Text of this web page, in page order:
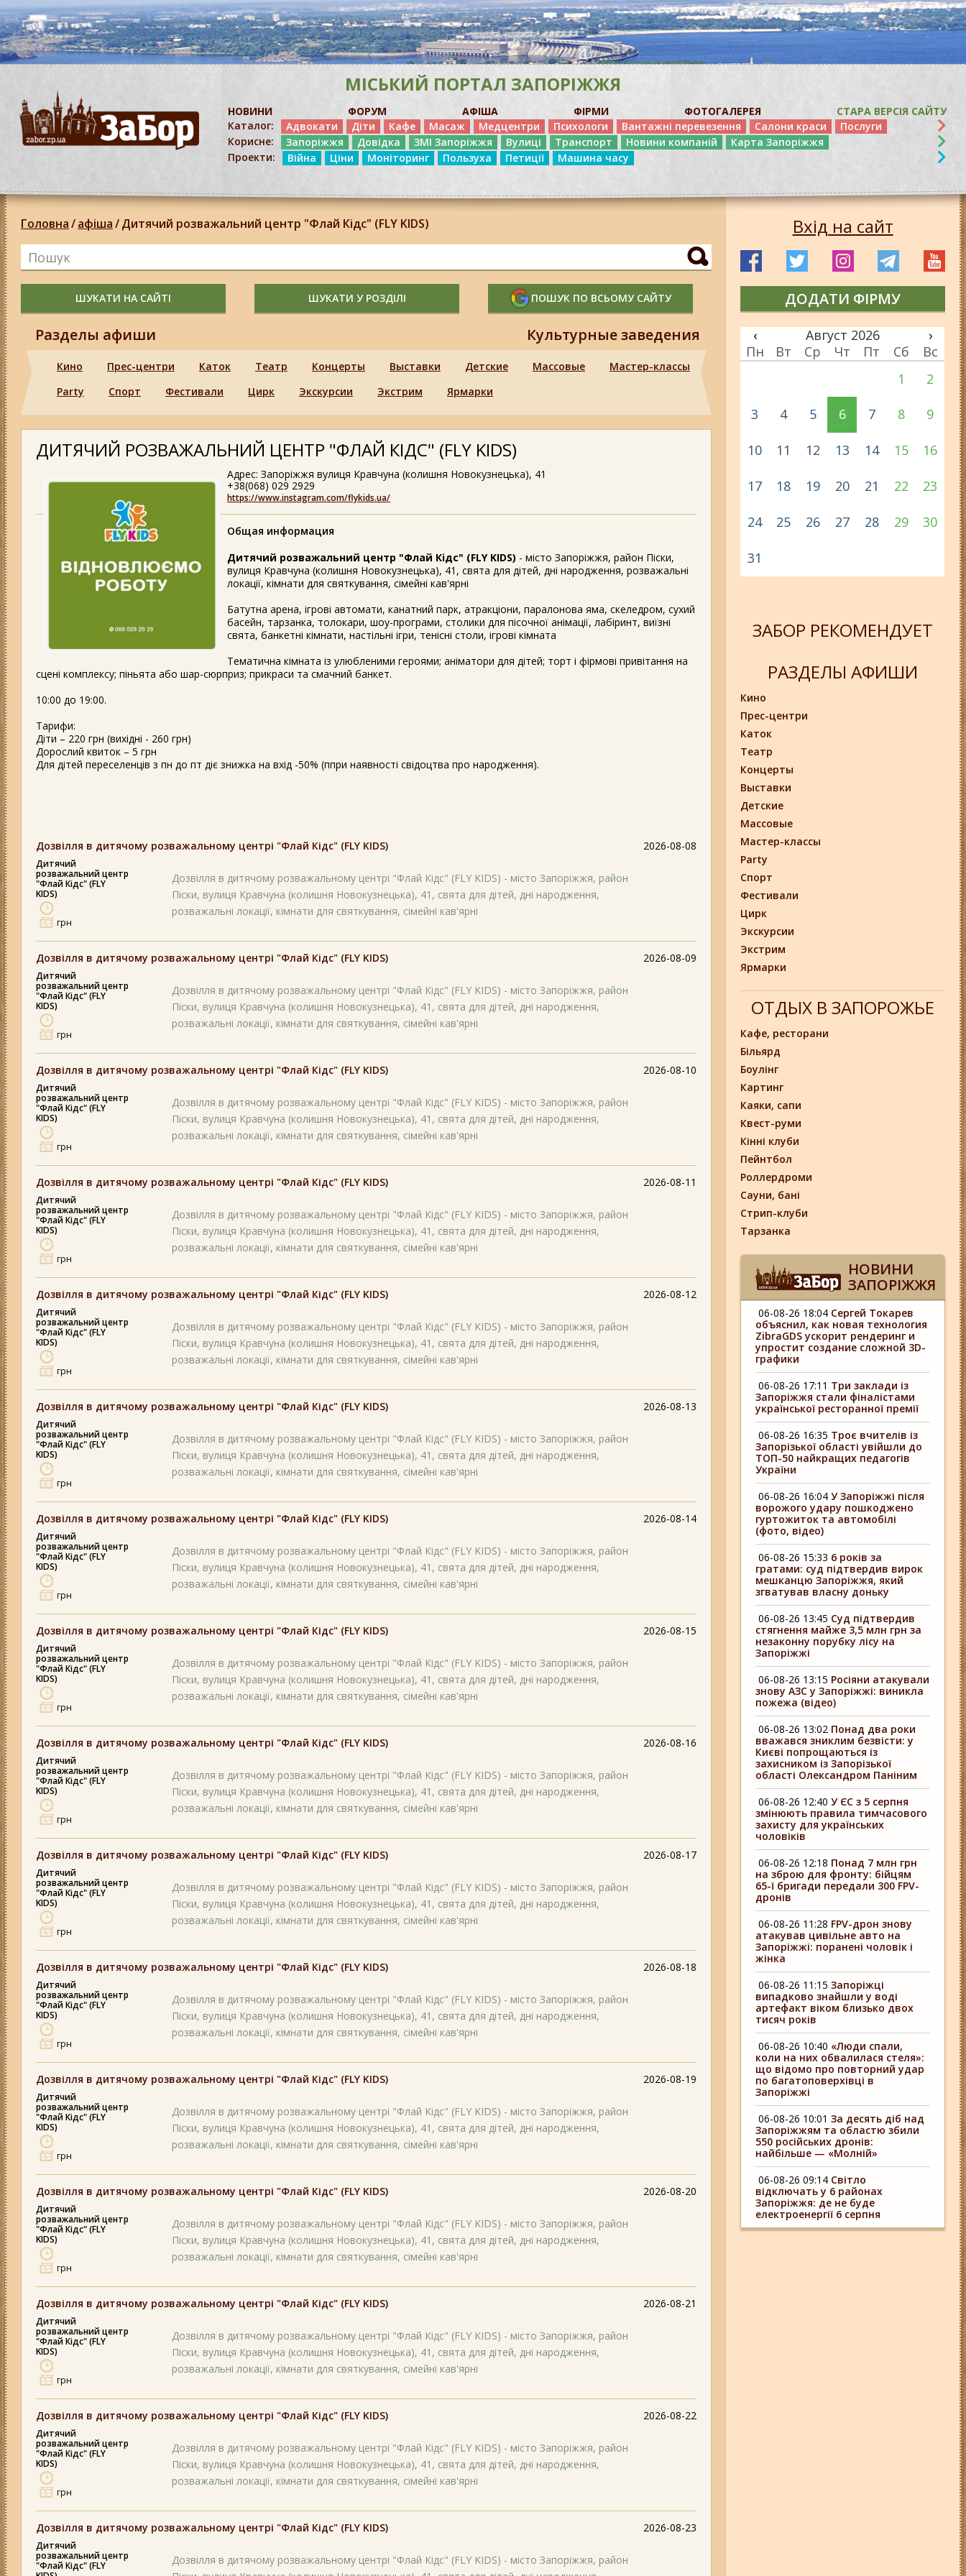
МІСЬКИЙ ПОРТАЛ ЗАПОРІЖЖЯ
НОВИНИ ФОРУМ АФІША ФІРМИ ФОТОГАЛЕРЕЯ
СТАРА ВЕРСІЯ САЙТУ
Каталог:
Адвокати Діти Кафе Масаж Медцентри Психологи Вантажні перевезення Салони краси
Послуги
Корисне:
Запоріжжя Довідка ЗМІ Запоріжжя Вулиці Транспорт Новини компаній
Карта Запоріжжя
Проекти:
Війна Ціни Моніторинг Пользуха Петиції Машина часу
Головна/афіша/Дитячий розважальний центр "Флай Кідс" (FLY KIDS)
ШУКАТИ НА САЙТІ ШУКАТИ У РОЗДІЛІ ПОШУК ПО ВСЬОМУ САЙТУ
Разделы афиши Культурные заведения
Кино Прес-центри Каток Театр Концерты Выставки Детские Массовые
Мастер-классы
Party
Спорт Фестивали Цирк Экскурсии Экстрим Ярмарки
ДИТЯЧИЙ РОЗВАЖАЛЬНИЙ ЦЕНТР "ФЛАЙ КІДС" (FLY KIDS)
Адрес: Запоріжжя вулиця Кравчуна (колишня Новокузнецька), 41
+38(068) 029 2929
https://www.instagram.com/flykids.ua/
Общая информация
Дитячий розважальний центр "Флай Кідс" (FLY KIDS) - місто Запоріжжя, район Піски,
вулиця Кравчуна (колишня Новокузнецька), 41, свята для дітей, дні народження, розважальні
локації, кімнати для святкування, сімейні кав'ярні
Батутна арена, ігрові автомати, канатний парк, атракціони, паралонова яма, скеледром, сухий
басейн, тарзанка, толокари, шоу-програми, столики для пісочної анімації, лабіринт, виїзні
свята, банкетні кімнати, настільні ігри, тенісні столи, ігрові кімната
Тематична кімната із улюбленими героями; аніматори для дітей; торт і фірмові привітання на
сцені комплексу; піньята або шар-сюрприз; прикраси та смачний банкет.
10:00 до 19:00.
Тарифи:
Діти – 220 грн (вихідні - 260 грн)
Дорослий квиток – 5 грн
Для дітей переселенців з пн до пт діє знижка на вхід -50% (ппри наявності свідоцтва про народження).
Дозвілля в дитячому розважальному центрі "Флай Кідс" (FLY KIDS) 2026-08-08
Дитячий
розважальний центр
"Флай Кідс" (FLY
KIDS)
грн
Дозвілля в дитячому розважальному центрі "Флай Кідс" (FLY KIDS) - місто Запоріжжя, район
Піски, вулиця Кравчуна (колишня Новокузнецька), 41, свята для дітей, дні народження,
розважальні локації, кімнати для святкування, сімейні кав'ярні
Дозвілля в дитячому розважальному центрі "Флай Кідс" (FLY KIDS) 2026-08-09
Дитячий
розважальний центр
"Флай Кідс" (FLY
KIDS)
грн
Дозвілля в дитячому розважальному центрі "Флай Кідс" (FLY KIDS) - місто Запоріжжя, район
Піски, вулиця Кравчуна (колишня Новокузнецька), 41, свята для дітей, дні народження,
розважальні локації, кімнати для святкування, сімейні кав'ярні
Дозвілля в дитячому розважальному центрі "Флай Кідс" (FLY KIDS) 2026-08-10
Дитячий
розважальний центр
"Флай Кідс" (FLY
KIDS)
грн
Дозвілля в дитячому розважальному центрі "Флай Кідс" (FLY KIDS) - місто Запоріжжя, район
Піски, вулиця Кравчуна (колишня Новокузнецька), 41, свята для дітей, дні народження,
розважальні локації, кімнати для святкування, сімейні кав'ярні
Дозвілля в дитячому розважальному центрі "Флай Кідс" (FLY KIDS) 2026-08-11
Дитячий
розважальний центр
"Флай Кідс" (FLY
KIDS)
грн
Дозвілля в дитячому розважальному центрі "Флай Кідс" (FLY KIDS) - місто Запоріжжя, район
Піски, вулиця Кравчуна (колишня Новокузнецька), 41, свята для дітей, дні народження,
розважальні локації, кімнати для святкування, сімейні кав'ярні
Дозвілля в дитячому розважальному центрі "Флай Кідс" (FLY KIDS) 2026-08-12
Дитячий
розважальний центр
"Флай Кідс" (FLY
KIDS)
грн
Дозвілля в дитячому розважальному центрі "Флай Кідс" (FLY KIDS) - місто Запоріжжя, район
Піски, вулиця Кравчуна (колишня Новокузнецька), 41, свята для дітей, дні народження,
розважальні локації, кімнати для святкування, сімейні кав'ярні
Дозвілля в дитячому розважальному центрі "Флай Кідс" (FLY KIDS) 2026-08-13
Дитячий
розважальний центр
"Флай Кідс" (FLY
KIDS)
грн
Дозвілля в дитячому розважальному центрі "Флай Кідс" (FLY KIDS) - місто Запоріжжя, район
Піски, вулиця Кравчуна (колишня Новокузнецька), 41, свята для дітей, дні народження,
розважальні локації, кімнати для святкування, сімейні кав'ярні
Дозвілля в дитячому розважальному центрі "Флай Кідс" (FLY KIDS) 2026-08-14
Дитячий
розважальний центр
"Флай Кідс" (FLY
KIDS)
грн
Дозвілля в дитячому розважальному центрі "Флай Кідс" (FLY KIDS) - місто Запоріжжя, район
Піски, вулиця Кравчуна (колишня Новокузнецька), 41, свята для дітей, дні народження,
розважальні локації, кімнати для святкування, сімейні кав'ярні
Дозвілля в дитячому розважальному центрі "Флай Кідс" (FLY KIDS) 2026-08-15
Дитячий
розважальний центр
"Флай Кідс" (FLY
KIDS)
грн
Дозвілля в дитячому розважальному центрі "Флай Кідс" (FLY KIDS) - місто Запоріжжя, район
Піски, вулиця Кравчуна (колишня Новокузнецька), 41, свята для дітей, дні народження,
розважальні локації, кімнати для святкування, сімейні кав'ярні
Дозвілля в дитячому розважальному центрі "Флай Кідс" (FLY KIDS) 2026-08-16
Дитячий
розважальний центр
"Флай Кідс" (FLY
KIDS)
грн
Дозвілля в дитячому розважальному центрі "Флай Кідс" (FLY KIDS) - місто Запоріжжя, район
Піски, вулиця Кравчуна (колишня Новокузнецька), 41, свята для дітей, дні народження,
розважальні локації, кімнати для святкування, сімейні кав'ярні
Дозвілля в дитячому розважальному центрі "Флай Кідс" (FLY KIDS) 2026-08-17
Дитячий
розважальний центр
"Флай Кідс" (FLY
KIDS)
грн
Дозвілля в дитячому розважальному центрі "Флай Кідс" (FLY KIDS) - місто Запоріжжя, район
Піски, вулиця Кравчуна (колишня Новокузнецька), 41, свята для дітей, дні народження,
розважальні локації, кімнати для святкування, сімейні кав'ярні
Дозвілля в дитячому розважальному центрі "Флай Кідс" (FLY KIDS) 2026-08-18
Дитячий
розважальний центр
"Флай Кідс" (FLY
KIDS)
грн
Дозвілля в дитячому розважальному центрі "Флай Кідс" (FLY KIDS) - місто Запоріжжя, район
Піски, вулиця Кравчуна (колишня Новокузнецька), 41, свята для дітей, дні народження,
розважальні локації, кімнати для святкування, сімейні кав'ярні
Дозвілля в дитячому розважальному центрі "Флай Кідс" (FLY KIDS) 2026-08-19
Дитячий
розважальний центр
"Флай Кідс" (FLY
KIDS)
грн
Дозвілля в дитячому розважальному центрі "Флай Кідс" (FLY KIDS) - місто Запоріжжя, район
Піски, вулиця Кравчуна (колишня Новокузнецька), 41, свята для дітей, дні народження,
розважальні локації, кімнати для святкування, сімейні кав'ярні
Дозвілля в дитячому розважальному центрі "Флай Кідс" (FLY KIDS) 2026-08-20
Дитячий
розважальний центр
"Флай Кідс" (FLY
KIDS)
грн
Дозвілля в дитячому розважальному центрі "Флай Кідс" (FLY KIDS) - місто Запоріжжя, район
Піски, вулиця Кравчуна (колишня Новокузнецька), 41, свята для дітей, дні народження,
розважальні локації, кімнати для святкування, сімейні кав'ярні
Дозвілля в дитячому розважальному центрі "Флай Кідс" (FLY KIDS) 2026-08-21
Дитячий
розважальний центр
"Флай Кідс" (FLY
KIDS)
грн
Дозвілля в дитячому розважальному центрі "Флай Кідс" (FLY KIDS) - місто Запоріжжя, район
Піски, вулиця Кравчуна (колишня Новокузнецька), 41, свята для дітей, дні народження,
розважальні локації, кімнати для святкування, сімейні кав'ярні
Дозвілля в дитячому розважальному центрі "Флай Кідс" (FLY KIDS) 2026-08-22
Дитячий
розважальний центр
"Флай Кідс" (FLY
KIDS)
грн
Дозвілля в дитячому розважальному центрі "Флай Кідс" (FLY KIDS) - місто Запоріжжя, район
Піски, вулиця Кравчуна (колишня Новокузнецька), 41, свята для дітей, дні народження,
розважальні локації, кімнати для святкування, сімейні кав'ярні
Дозвілля в дитячому розважальному центрі "Флай Кідс" (FLY KIDS) 2026-08-23
Дитячий
розважальний центр
"Флай Кідс" (FLY
Дозвілля в дитячому розважальному центрі "Флай Кідс" (FLY KIDS) - місто Запоріжжя, район
Вхід на сайт
ДОДАТИ ФІРМУ
1 2
3 4 5 6 7 8 9
10 11 12 13 14 15 16
17 18 19 20 21 22 23
24 25 26 27 28 29 30
31
‹ Август 2026
›
Пн
Вт Ср Чт Пт Сб Вс
ЗАБОР РЕКОМЕНДУЕТ
РАЗДЕЛЫ АФИШИ
Кино
Прес-центри
Каток
Театр
Концерты
Выставки
Детские
Массовые
Мастер-классы
Party
Спорт
Фестивали
Цирк
Экскурсии
Экстрим
Ярмарки
ОТДЫХ В ЗАПОРОЖЬЕ
Кафе, ресторани
Більярд
Боулінг
Картинг
Каяки, сапи
Квест-руми
Кінні клуби
Пейнтбол
Роллердроми
Сауни, бані
Стрип-клуби
Тарзанка
НОВИНИ
ЗАПОРІЖЖЯ
06-08-26 18:04 Сергей Токарев
объяснил, как новая технология
ZibraGDS ускорит рендеринг и
упростит создание сложной 3D-
графики
06-08-26 17:11 Три заклади із
Запоріжжя стали фіналістами
української ресторанної премії
06-08-26 16:35 Троє вчителів із
Запорізької області увійшли до
ТОП-50 найкращих педагогів
України
06-08-26 16:04 У Запоріжжі після
ворожого удару пошкоджено
гуртожиток та автомобілі
(фото, відео)
06-08-26 15:33 6 років за
гратами: суд підтвердив вирок
мешканцю Запоріжжя, який
згватував власну доньку
06-08-26 13:45 Суд підтвердив
стягнення майже 3,5 млн грн за
незаконну порубку лісу на
Запоріжжі
06-08-26 13:15 Росіяни атакували
знову АЗС у Запоріжжі: виникла
пожежа (відео)
06-08-26 13:02 Понад два роки
вважався зниклим безвісти: у
Києві попрощаються із
захисником із Запорізької
області Олександром Паніним
06-08-26 12:40 У ЄС з 5 серпня
змінюють правила тимчасового
захисту для українських
чоловіків
06-08-26 12:18 Понад 7 млн грн
на зброю для фронту: бійцям
65-ї бригади передали 300 FPV-
дронів
06-08-26 11:28 FPV-дрон знову
атакував цивільне авто на
Запоріжжі: поранені чоловік і
жінка
06-08-26 11:15 Запоріжці
випадково знайшли у воді
артефакт віком близько двох
тисяч років
06-08-26 10:40 «Люди спали,
коли на них обвалилася стеля»:
що відомо про повторний удар
по багатоповерхівці в
Запоріжжі
06-08-26 10:01 За десять діб над
Запоріжжям та областю збили
550 російських дронів:
найбільше — «Молній»
06-08-26 09:14 Світло
відключать у 6 районах
Запоріжжя: де не буде
електроенергії 6 серпня